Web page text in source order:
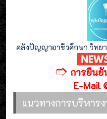
คลังปัญญาอาชีวศึกษา วิทย
🢣 การยืน
E-Mail
แนวทางการบริหาร